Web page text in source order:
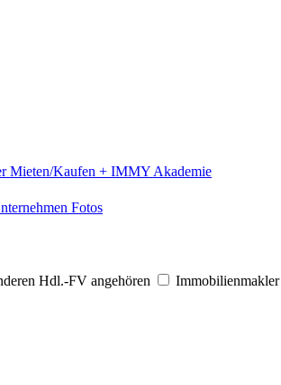
Mieten/Kaufen + IMMY Akademie
Fotos
Hdl.-FV angehören Immobilienmakler